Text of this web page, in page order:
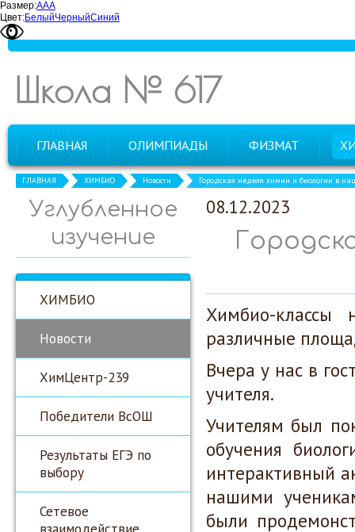
Размер:ААА
Цвет:БелыйЧерныйСиний
Школа № 617
ГЛАВНАЯ ОЛИМПИАДЫ ФИЗМАТ
ГЛАВНАЯ ХИМБИО Новости Городская неделя химии и биологии в
Углубленное
изучение
ХИМБИО
Новости
ХимЦентр-239
Победители ВсОШ
Результаты ЕГЭ по
выбору
Сетевое
08.12.2023
Химбио-
различные
Вчера у нас в
учителя.
Учителям был
обучения
интерактивный
нашими
были